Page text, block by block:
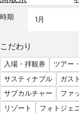
を
調
べ
る
天
気
を
見
る
時期 1月
こだわり
入場・拝観券 ツアー
サスティナブル
ガス
サブカルチャー
ファ
リゾート
フォトジェ